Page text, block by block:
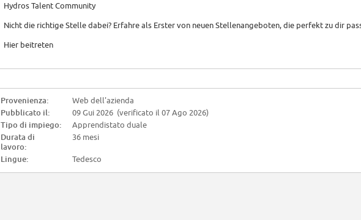
Hydros Talent Community
Nicht die richtige Stelle dabei? Erfahre als Erster von neuen Stellenangeboten, die perfekt zu dir
Hier beitreten
Provenienza:
Web dell'azienda
Pubblicato il:
09 Gui 2026 (verificato il 07 Ago 2026)
Tipo di impiego:
Apprendistato duale
Durata di
lavoro:
36 mesi
Lingue: Tedesco